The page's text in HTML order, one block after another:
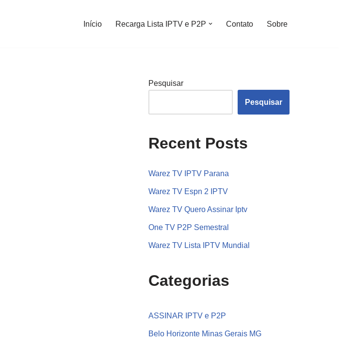
Início Recarga Lista IPTV e P2P Contato Sobre
Pesquisar
Pesquisar
Recent Posts
Warez TV IPTV Parana
Warez TV Espn 2 IPTV
Warez TV Quero Assinar Iptv
One TV P2P Semestral
Warez TV Lista IPTV Mundial
Categorias
ASSINAR IPTV e P2P
Belo Horizonte Minas Gerais MG